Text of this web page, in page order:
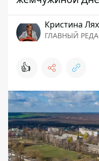
Кристина Лях
ГЛАВНЫЙ
👍